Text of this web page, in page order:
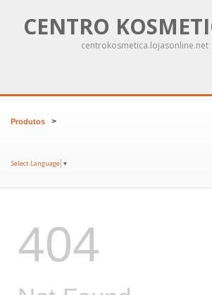
CENTRO
centrokosmetica.lojasonline.net
Produtos >
Select Language ▼